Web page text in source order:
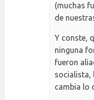
(muchas
de
Y conste,
ninguna
fueron
socialista,
cambia lo